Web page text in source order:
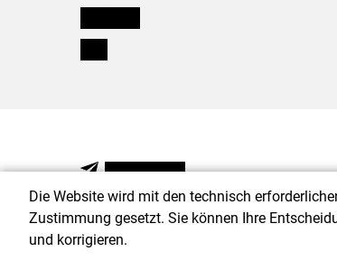
NEWSLETTER
Die Website wird mit den technisch
Zustimmung gesetzt. Sie können Ihre
und korrigieren.